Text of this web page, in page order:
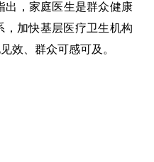
出，家庭医生是群众健康
，加快基层医疗卫生机构
效、群众可感可及。